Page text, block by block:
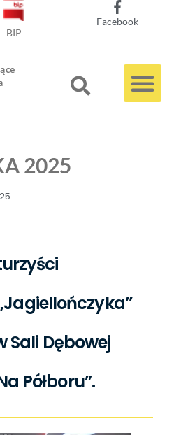
BIP
Facebook
2025
Sali Dębowej
Półboru”.